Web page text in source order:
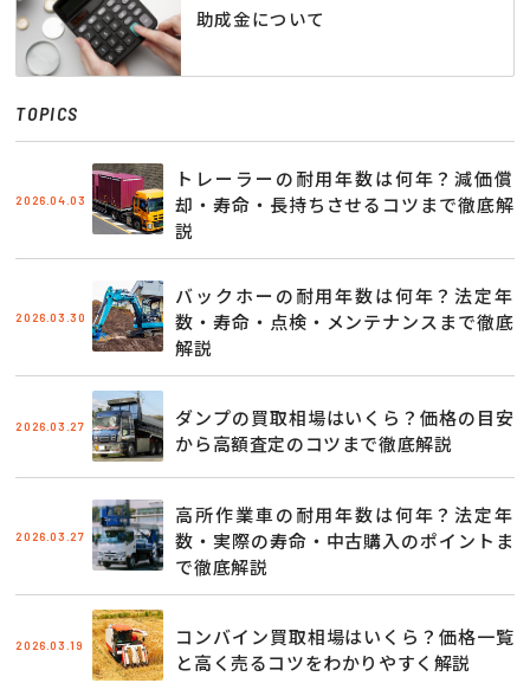
助成金について
TOPICS
2026.04.03
トレーラーの耐用年数は何年？減価償
却・寿命・長持ちさせるコツまで徹底解
説
2026.03.30
バックホーの耐用年数は何年？法定年
数・寿命・点検・メンテナンスまで徹底
解説
2026.03.27
ダンプの買取相場はいくら？価格の目安
から高額査定のコツまで徹底解説
2026.03.27
高所作業車の耐用年数は何年？法定年
数・実際の寿命・中古購入のポイントま
で徹底解説
2026.03.19
コンバイン買取相場はいくら？価格一覧
と高く売るコツをわかりやすく解説